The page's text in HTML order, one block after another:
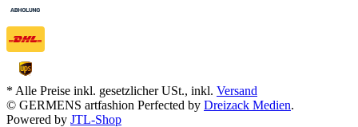
* Alle Preise inkl. gesetzlicher USt., inkl. Versand
© GERMENS artfashion Perfected by Dreizack Medien.
Powered by JTL-Shop